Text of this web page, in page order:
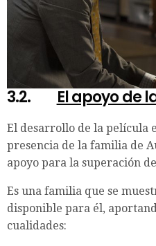
3.2. El apoyo de
El desarrollo de la película
presencia de la familia de
apoyo para la superación
Es una familia que se
disponible para él,
cualidades: